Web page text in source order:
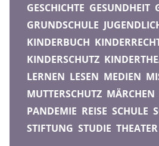
GESCHICHTE GESUNDHEIT
GRUNDSCHULE
KINDERBUCH
KINDERSCHUTZ
LERNEN LESEN MEDIEN
MUTTERSCHUTZ MÄRCHEN
PANDEMIE REISE SCHULE
STIFTUNG STUDIE THEATER